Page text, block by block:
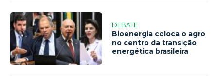
DEBATE
Bioenergia coloca o agro
no centro da transição
energética brasileira